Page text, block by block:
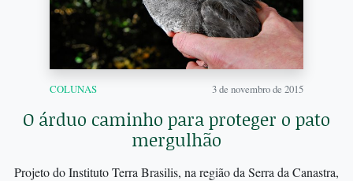
COLUNAS 3 de novembro de 2015
O árduo caminho para proteger o pato
mergulhão
Projeto do Instituto Terra Brasilis, na região da Serra da Canastra,